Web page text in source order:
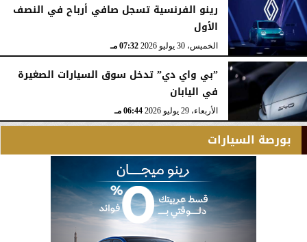
رينو الفرنسية تسجل صافي أرباح في النصف
الأول
الخميس، 30 يوليو 2026 07:32 مـ
”بي واي دي” تدخل سوق السيارات الصغيرة
في اليابان
الأربعاء، 29 يوليو 2026 06:44 مـ
بورصة السيارات